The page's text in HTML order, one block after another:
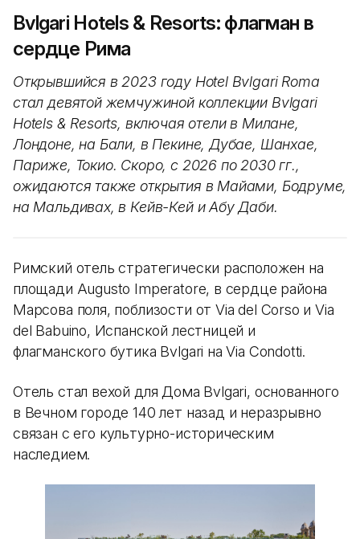
Bvlgari Hotels & Resorts: флагман в
сердце Рима
Открывшийся в 2023 году Hotel Bvlgari Roma
стал девятой жемчужиной коллекции Bvlgari
Hotels & Resorts, включая отели в Милане,
Лондоне, на Бали, в Пекине, Дубае, Шанхае,
Париже, Токио. Скоро, с 2026 по 2030 гг.,
ожидаются также открытия в Майами, Бодруме,
на Мальдивах, в Кейв-Кей и Абу Даби.
Римский отель стратегически расположен на
площади Augusto Imperatore, в сердце района
Марсова поля, поблизости от Via del Corso и Via
del Babuino, Испанской лестницей и
флагманского бутика Bvlgari на Via Condotti.
Отель стал вехой для Дома Bvlgari, основанного
в Вечном городе 140 лет назад и неразрывно
связан с его культурно-историческим
наследием.